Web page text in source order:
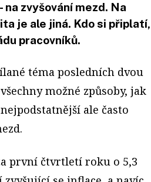
zvyšování mezd. Na
je ale jiná. Kdo si připlatí,
pracovníků.
téma posledních dvou
možné způsoby, jak
ale často
první čtvrtletí roku o 5,3